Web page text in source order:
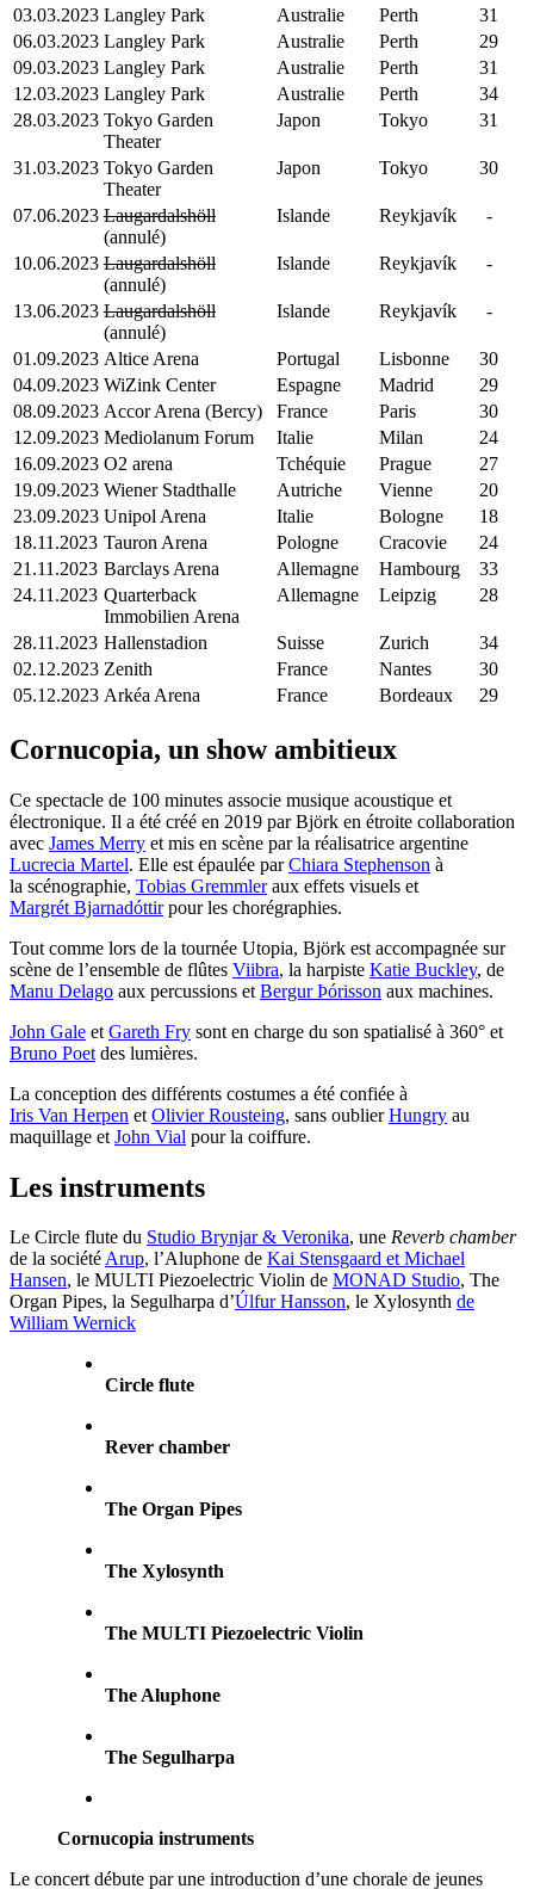
03.03.2023 Langley Park Australie Perth
31
06.03.2023 Langley Park Australie Perth
29
09.03.2023 Langley Park Australie Perth
31
12.03.2023 Langley Park Australie Perth
34
28.03.2023 Tokyo Garden
Theater
Japon Tokyo 31
31.03.2023 Tokyo Garden
Theater
Japon Tokyo 30
07.06.2023 Laugardalshöll
(annulé)
Islande Reykjavík -
10.06.2023 Laugardalshöll
(annulé)
Islande Reykjavík -
13.06.2023 Laugardalshöll
(annulé)
Islande Reykjavík -
01.09.2023 Altice Arena Portugal Lisbonne
30
04.09.2023 WiZink Center Espagne Madrid
29
08.09.2023 Accor Arena (Bercy) France Paris
30
12.09.2023 Mediolanum Forum Italie Milan
24
16.09.2023 O2 arena Tchéquie Prague
27
19.09.2023 Wiener Stadthalle Autriche Vienne
20
23.09.2023 Unipol Arena Italie Bologne
18
18.11.2023 Tauron Arena Pologne Cracovie
24
21.11.2023 Barclays Arena Allemagne Hambourg
33
24.11.2023 Quarterback
Immobilien Arena
Allemagne Leipzig 28
28.11.2023 Hallenstadion Suisse Zurich
34
02.12.2023 Zenith France Nantes
30
05.12.2023 Arkéa Arena France Bordeaux 29
Cornucopia, un show ambitieux
Ce spectacle de 100 minutes associe musique acoustique et
électronique. Il a été créé en 2019 par Björk en étroite collaboration
avec James Merry et mis en scène par la réalisatrice argentine
Lucrecia Martel. Elle est épaulée parChiara Stephenson à
la scénographie, Tobias Gremmleraux effets visuels et
Margrét Bjarnadóttirpour les chorégraphies.
Tout comme lors de la tournée Utopia, Björk est accompagnée sur
scène de l’ensemble de flûtes Viibra, la harpiste Katie Buckley, de
Manu Delago aux percussions et Bergur Þórisson aux machines.
John Gale et Gareth Fry sont en charge du son spatialisé à 360° et
Bruno Poet des lumières.
La conception des différents costumes a été confiée à
Iris Van Herpen et Olivier Rousteing, sans oublierHungry au
maquillage et John Vial pour la coiffure.
Les instruments
Le Circle flute du Studio Brynjar & Veronika, une Reverb chamber
de la sociétéArup, l’Aluphone de Kai Stensgaard et Michael
Hansen, le MULTI Piezoelectric Violin de MONAD Studio, The
Organ Pipes, la Segulharpa d’Úlfur Hansson, le Xylosynth de
William Wernick
Circle flute
Rever chamber
The Organ Pipes
The Xylosynth
The MULTI Piezoelectric Violin
The Aluphone
The Segulharpa
Cornucopia instruments
Le concert débute par une introduction d’une chorale de jeunes